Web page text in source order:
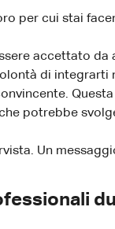
per cui stai
accettato
di integrarti
potrebbe
Un